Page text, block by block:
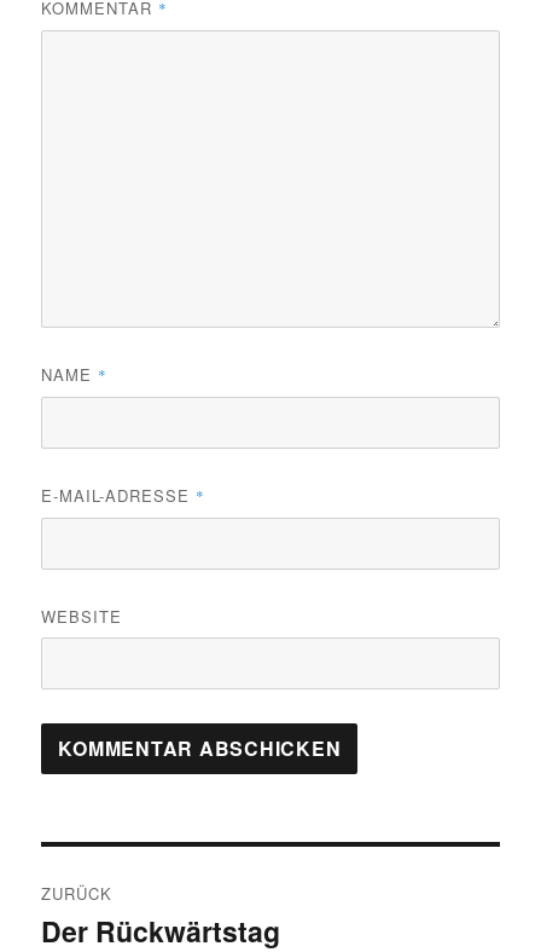
KOMMENTAR *
NAME *
E-MAIL-ADRESSE *
WEBSITE
ZURÜCK
Vorheriger
Der Rückwärtstag